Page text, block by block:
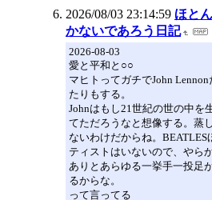
2026/08/03 23:14:59 ほと
かないであろう日記
2026-08-03
愛と平和と○○
マヒトってガチでJohn
たりもする。
Johnはもし21世紀の世の中を
てただろうなと想像する。蒸
ないわけだからね。
ティストはいないので、やら
ありとあらゆる一挙手一投足
るからな。
って言ってる